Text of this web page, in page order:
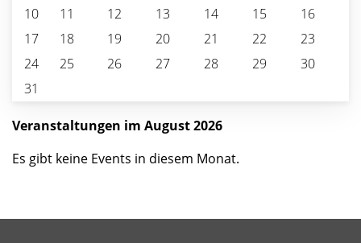
10
11 12 13 14 15
16
17
18 19 20 21 22
23
24
25 26 27 28 29
30
31
Veranstaltungen im August 2026
Es gibt keine Events in diesem Monat.